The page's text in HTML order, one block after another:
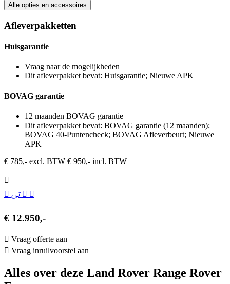
Alle opties en accessoires
Afleverpakketten
Huisgarantie
Vraag naar de mogelijkheden
Dit afleverpakket bevat: Huisgarantie; Nieuwe APK
BOVAG garantie
12 maanden BOVAG garantie
Dit afleverpakket bevat: BOVAG garantie (12 maanden);
BOVAG 40-Puntencheck; BOVAG Afleverbeurt; Nieuwe
APK
€ 785,- excl. BTW € 950,- incl. BTW
€ 12.950,-
Vraag offerte aan
Vraag inruilvoorstel aan
Alles over deze Land Rover Range Rover